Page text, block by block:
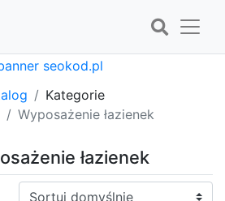
Kategorie
Wyposażenie łazienek
łazienek
Sortuj: